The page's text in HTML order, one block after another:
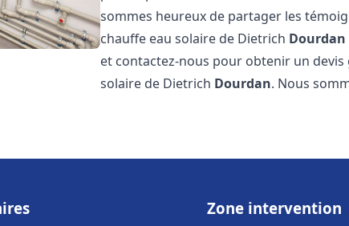
sommes heureux de partager les
chauffe eau solaire de Dietrich Dourdan
et contactez-nous pour obtenir un
solaire de Dietrich Dourdan. Nous
Zone intervention